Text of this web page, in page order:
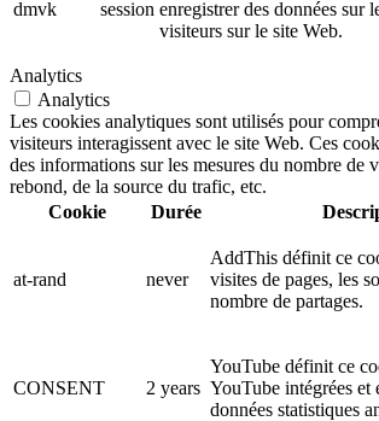
dmvk session enregistrer des données sur
visiteurs sur le site Web.
Analytics
Analytics
Les cookies analytiques sont utilisés pour
visiteurs interagissent avec le site Web. Ces
des informations sur les mesures du nombre de
rebond, de la source du trafic, etc.
Cookie
Durée
at-rand never
AddThis définit ce
visites de pages, les
nombre de partages.
CONSENT 2 years
YouTube définit ce
YouTube intégrées et
données statistiques